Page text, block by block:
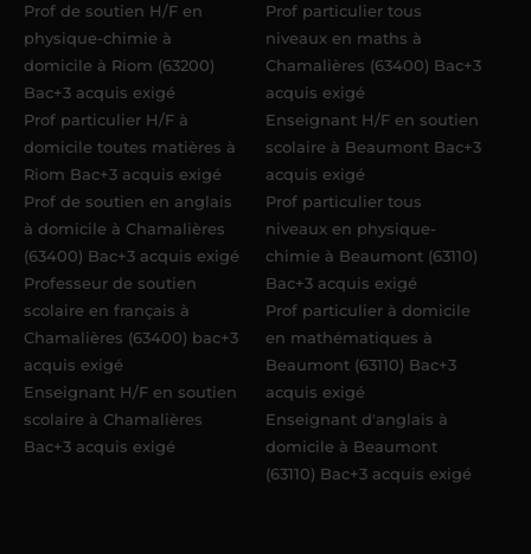
Prof de soutien H/F en
physique-chimie à
domicile à Riom (63200)
Bac+3 acquis exigé
Prof particulier H/F à
domicile toutes matières à
Riom Bac+3 acquis exigé
Prof de soutien en anglais
à domicile à Chamalières
(63400) Bac+3 acquis exigé
Professeur de soutien
scolaire en français à
Chamalières (63400) bac+3
acquis exigé
Enseignant H/F en soutien
scolaire à Chamalières
Bac+3 acquis exigé
Prof particulier tous
niveaux en maths à
Chamalières (63400) Bac+3
acquis exigé
Enseignant H/F en soutien
scolaire à Beaumont Bac+3
acquis exigé
Prof particulier tous
niveaux en physique-
chimie à Beaumont (63110)
Bac+3 acquis exigé
Prof particulier à domicile
en mathématiques à
Beaumont (63110) Bac+3
acquis exigé
Enseignant d'anglais à
domicile à Beaumont
(63110) Bac+3 acquis exigé